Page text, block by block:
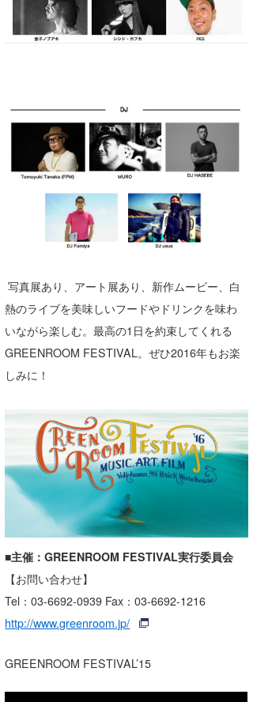
写真展あり、アート展あり、新作ムービー、白
熱のライブを美味しいフードやドリンクを味わ
いながら楽しむ。最高の1日を約束してくれる
GREENROOM FESTIVAL。ぜひ2016年もお楽
しみに！
■主催：GREENROOM FESTIVAL実行委員会
【お問い合わせ】
Tel：03-6692-0939 Fax：03-6692-1216
http://www.greenroom.jp/
GREENROOM FESTIVAL’15
たっちー
三輪予報士
小川予報士
上田純子
上條将美
唐澤予報士
ゴン
米山予報士
wanda
banpaku
Mr.K
chappy
Romisea